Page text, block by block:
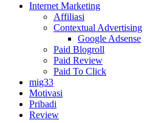
Internet Marketing
Affiliasi
Contextual Advertising
Google Adsense
Paid Blogroll
Paid Review
Paid To Click
mig33
Motivasi
Pribadi
Review